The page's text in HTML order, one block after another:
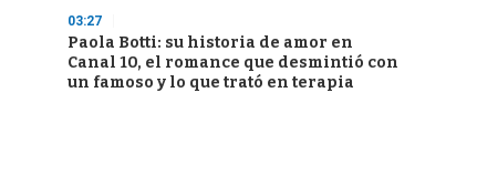
03:27
Paola Botti: su historia de amor en
Canal 10, el romance que desmintió con
un famoso y lo que trató en terapia